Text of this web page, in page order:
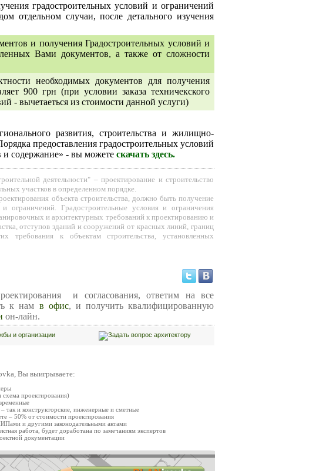
градостроительных условий и ограничений
отдельном случаи, после детального изучения
и получения Градостроительных условий и
Вами документов, а также от сложности
необходимых документов для получения
900 грн (при условии заказа техничекского
- вычетаеться из стоимости данной услуги)
развития, строительства и жилищно-
предоставления градостроительных условий
и содержание» - вы можете скачать здесь.
деятельности" – проектирование и строительство
участков в определенном порядке.
объекта строительства, должно быть получение
ограничений. Градостроительные условия и ограничения
и архитектурных требований к проектированию и
отступов зданий и сооружений от красных линий, границ
требования к объектам строительства, установленных
и согласования, ответим на все
к нам в офис, и получить квалифицированную
он-лайн.
Вы выигрываете:
схема проектирования)
так и конструкторские, инженерные и сметные
– 50% от стоимости проектирования
и другими законодательными актами
работа, будет доработана по замечаниям экспертов
документации